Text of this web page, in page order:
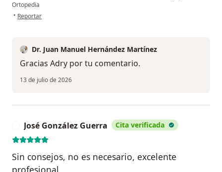
Ortopedia
• en opinión del usuario Adry
Reportar
Dr. Juan Manuel Hernández Martínez
Gracias Adry por tu comentario.
13 de julio de 2026
José González Guerra Cita verificada
Sin consejos, no es necesario, excelente
profesional.